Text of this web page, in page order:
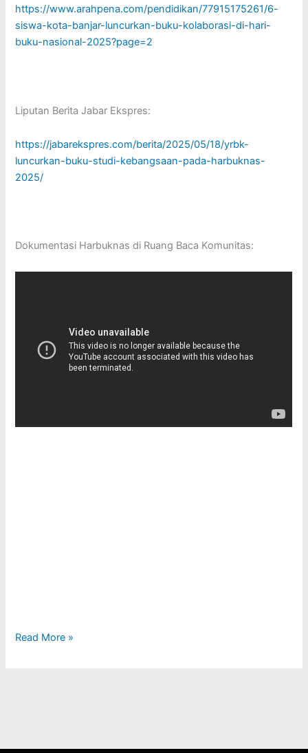
https://www.arahpena.com/pendidikan/77915175261/6-
siswa-kota-banjar-luncurkan-buku-kolaborasi-di-hari-
buku-nasional-2025?page=2
Liputan Berita Jabar Ekspres:
https://jabarekspres.com/berita/2025/05/18/yrbk-
luncurkan-buku-studi-kebangsaan-pada-harbuknas-
2025/
Dokumentasi Harbuknas di Ruang Baca Komunitas:
Read More »